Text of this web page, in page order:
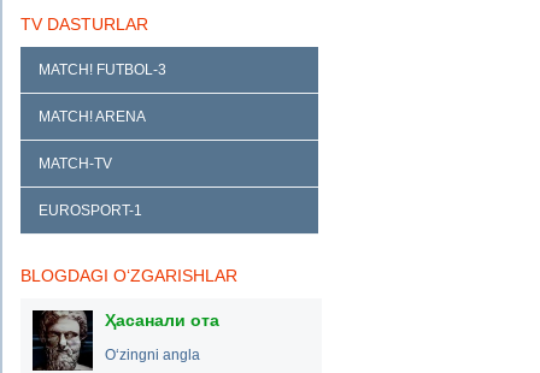
TV DASTURLAR
MATCH! FUTBOL-3
MATCH! ARENA
MATCH-TV
EUROSPORT-1
BLOGDAGI O‘ZGARISHLAR
Ҳасанали ота
O‘zingni angla